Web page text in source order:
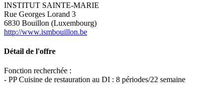
INSTITUT SAINTE-MARIE
Rue Georges Lorand 3
6830 Bouillon (Luxembourg)
http://www.ismbouillon.be
Détail de l'offre
Fonction recherchée :
- PP Cuisine de restauration au DI : 8 périodes/22 semaine